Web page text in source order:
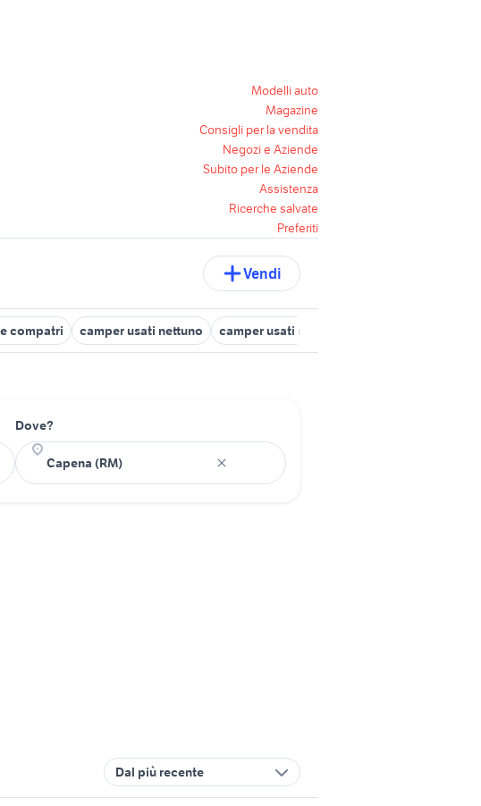
Modelli auto
Magazine
Consigli per la vendita
Negozi e Aziende
Subito per le Aziende
Assistenza
Ricerche salvate
Preferiti
Vendi
compatri camper usati nettuno camper usati roma e provincia
Dove?
Dal più recente